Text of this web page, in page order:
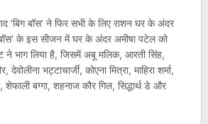
‘बिग बॉस’ ने फिर सभी के लिए राशन घर के अंदर
बॉस’ के इस सीजन में घर के अंदर अमीषा पटेल को
भाग लिया है, जिसमें अबू मलिक, आरती सिंह,
भट्टाचार्जी, कोएना मित्रा, माहिरा शर्मा,
शेफाली बग्गा, शहनाज कौर गिल, सिद्धार्थ डे और